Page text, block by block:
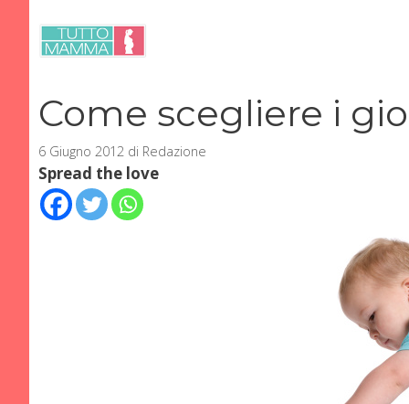
contenuto
Come scegliere i
6 Giugno 2012 di Redazione
Spread the love